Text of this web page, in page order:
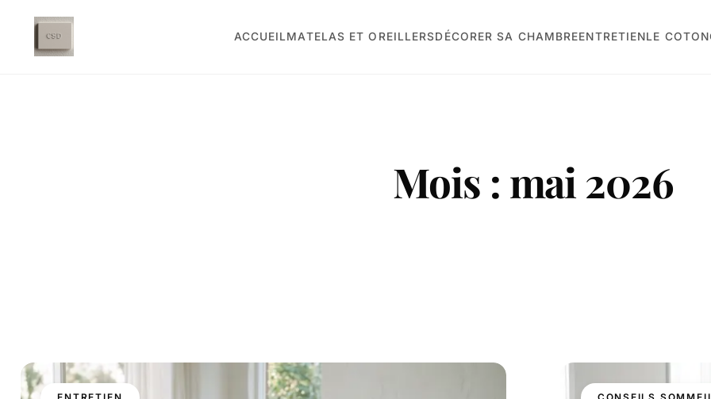
ACCUEILMATELAS ET OREILLERSDÉCORER SA CHAMBREENTRETIENLE COTON
Mois : mai 2026